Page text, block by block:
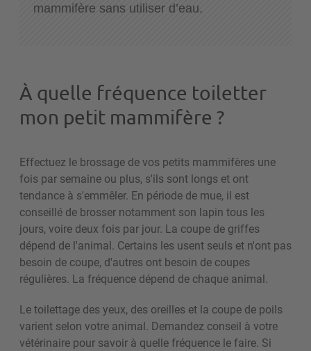
mammifère sans utiliser d’eau.
À quelle fréquence toiletter
mon petit mammifère ?
Effectuez le brossage de vos petits mammifères une
fois par semaine ou plus, s'ils sont longs et ont
tendance à s'emmêler. En période de mue, il est
conseillé de brosser notamment son lapin tous les
jours, voire deux fois par jour. La coupe de griffes
dépend de l'animal. Certains les usent seuls et n'ont pas
besoin de coupe, d'autres ont besoin de coupes
régulières. La fréquence dépend de chaque animal.
Le toilettage des yeux, des oreilles et la coupe de poils
varient selon votre animal. Demandez conseil à votre
vétérinaire pour savoir à quelle fréquence le faire. Si